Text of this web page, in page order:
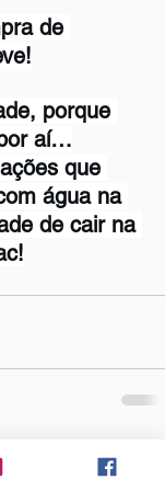
de
porque
aí…
que
água na
de cair na
Ver tudo